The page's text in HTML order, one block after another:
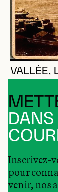
VALLÉE,
Inscrivez-
pour
venir, nos